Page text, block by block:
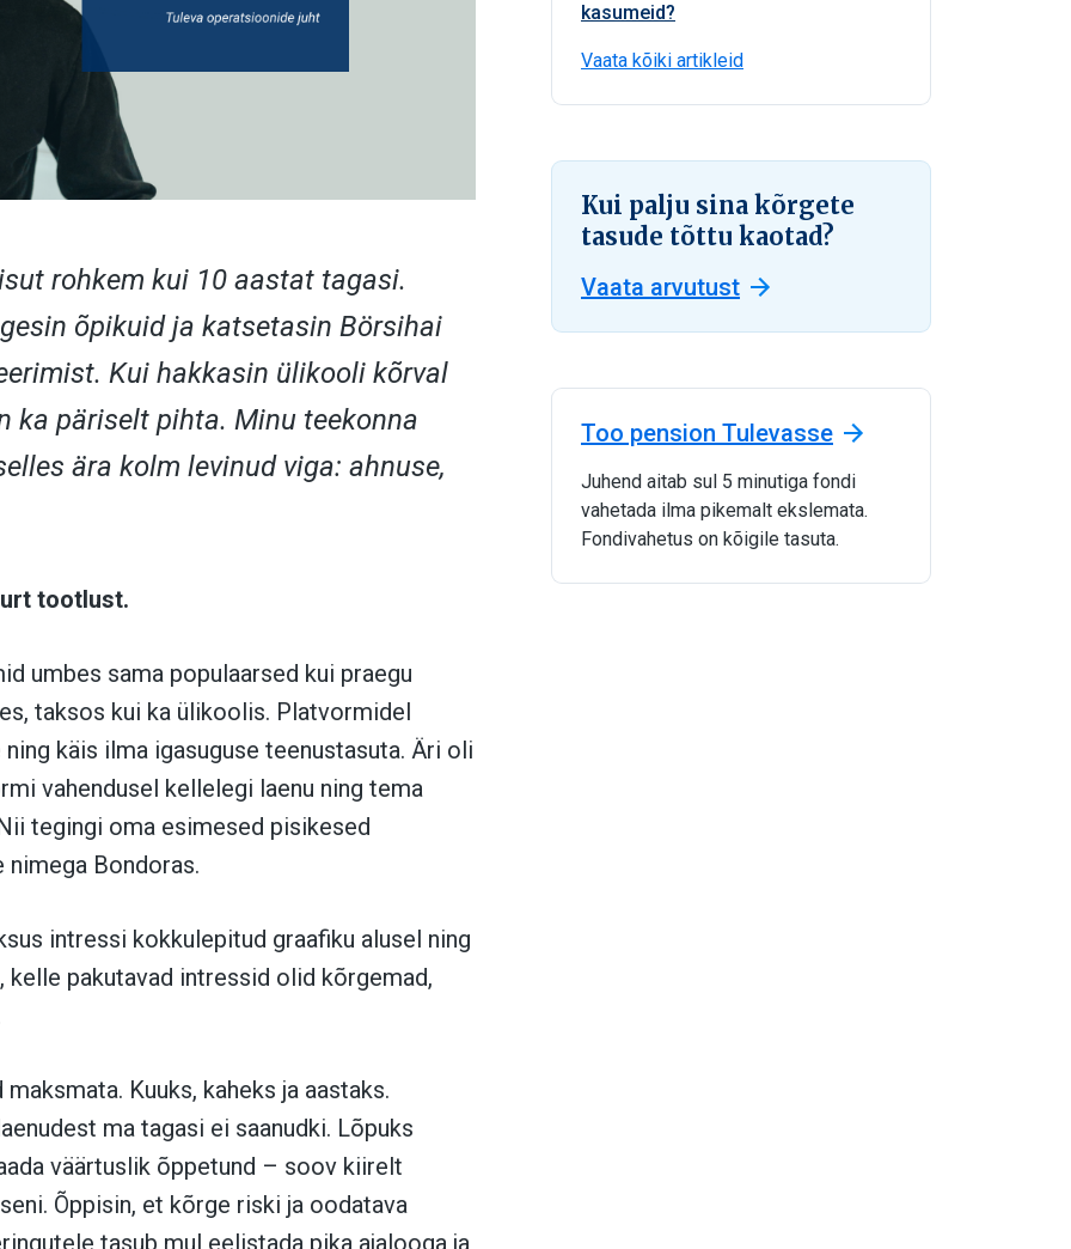
rohkem kui 10 aastat tagasi.
õpikuid ja katsetasin Börsihai
Kui hakkasin ülikooli kõrval
ka päriselt pihta. Minu teekonna
ära kolm levinud viga: ahnuse,
tootlust.
umbes sama populaarsed kui praegu
taksos kui ka ülikoolis. Platvormidel
käis ilma igasuguse teenustasuta. Äri oli
vahendusel kellelegi laenu ning tema
tegingi oma esimesed pisikesed
nimega Bondoras.
intressi kokkulepitud graafiku alusel ning
kelle pakutavad intressid olid kõrgemad,
Kuuks, kaheks ja aastaks.
ma tagasi ei saanudki. Lõpuks
väärtuslik õppetund – soov kiirelt
Õppisin, et kõrge riski ja oodatava
tasub mul eelistada pika ajalooga ja
kasumeid?
Vaata kõiki artikleid
Kui palju sina kõrgete
tasude tõttu kaotad?
Vaata arvutust
Too pension Tulevasse
Juhend aitab sul 5 minutiga fondi
vahetada ilma pikemalt ekslemata.
Fondivahetus on kõigile tasuta.